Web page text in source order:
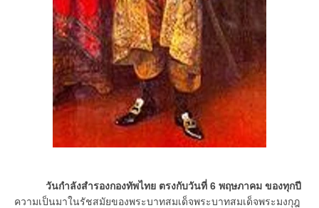
วันกำลังสำรองกองทัพไทย ตรงกับวันที่ 6 พฤษภาคม ของทุกปี
ความเป็นมาในรัชสมัยของพระบาทสมเด็จพระบาทสมเด็จพระมงกุฎ